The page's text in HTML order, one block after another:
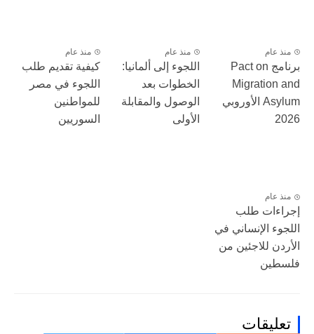
منذ عام
برنامج Pact on
Migration and
Asylum الأوروبي
2026
منذ عام
اللجوء إلى ألمانيا:
الخطوات بعد
الوصول والمقابلة
الأولى
منذ عام
كيفية تقديم طلب
اللجوء في مصر
للمواطنين
السوريين
منذ عام
إجراءات طلب
اللجوء الإنساني في
الأردن للاجئين من
فلسطين
تعليقات